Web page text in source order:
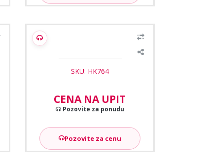
Hikvision DS-K2M061 Kontrolni
SKU: HK764
CENA NA UPIT
Pozovite za ponudu
Pozovite za cenu